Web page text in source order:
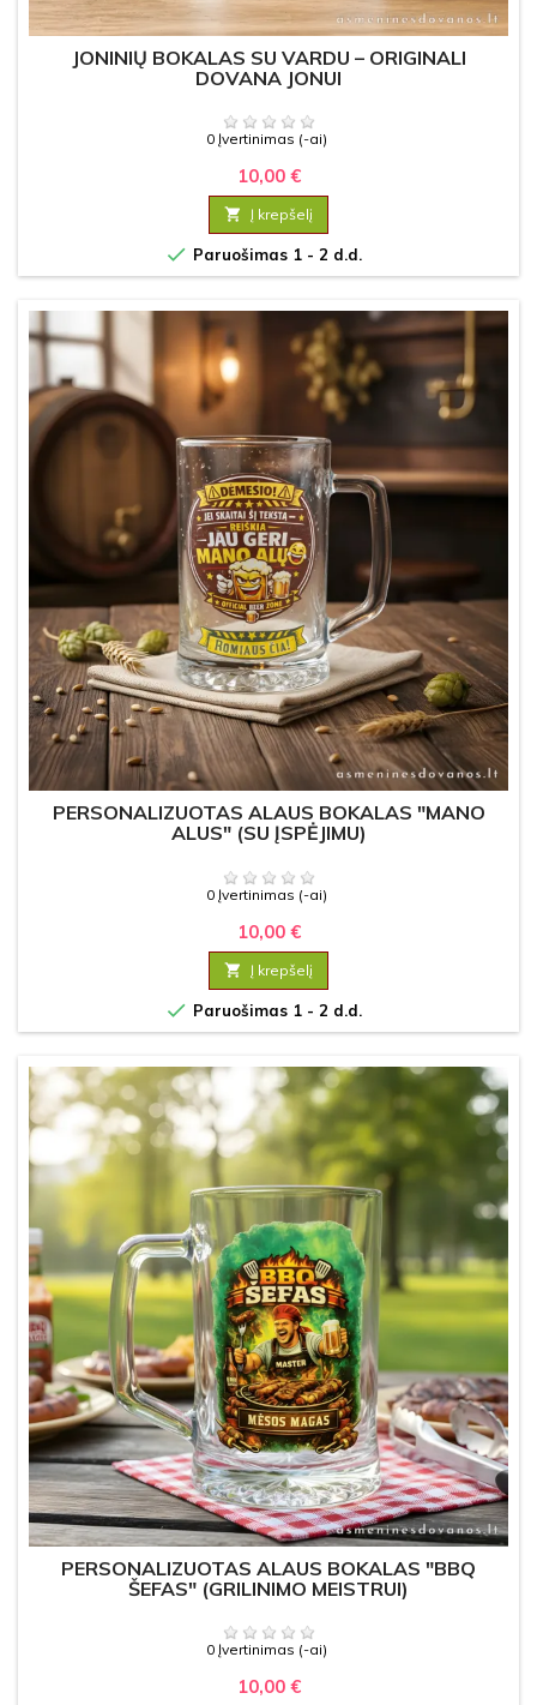
JONINIŲ BOKALAS SU VARDU – ORIGINALI
DOVANA JONUI
0 Įvertinimas (-ai)
10,00 €
 Į krepšelį
 Paruošimas 1 - 2 d.d.
PERSONALIZUOTAS ALAUS BOKALAS "MANO
ALUS" (SU ĮSPĖJIMU)
0 Įvertinimas (-ai)
10,00 €
 Į krepšelį
 Paruošimas 1 - 2 d.d.
PERSONALIZUOTAS ALAUS BOKALAS "BBQ
ŠEFAS" (GRILINIMO MEISTRUI)
0 Įvertinimas (-ai)
10,00 €